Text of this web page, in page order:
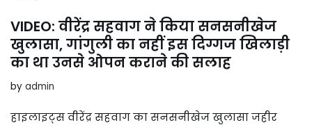
VIDEO: वीरेंद्र सहवाग ने किया सनसनीखेज
खुलासा, गांगुली का नहीं इस दिग्गज खिलाड़ी
का था उनसे ओपन कराने की सलाह
by admin
हाइलाइट्स वीरेंद्र सहवाग का सनसनीखेज खुलासा जहीर